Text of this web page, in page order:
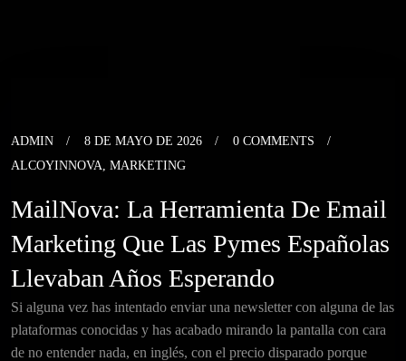
ADMIN 8 DE MAYO DE 2026
0 COMMENTS
ALCOYINNOVA, MARKETING
MailNova: La Herramienta De Email
Marketing Que Las Pymes Españolas
Llevaban Años Esperando
Si alguna vez has intentado enviar una newsletter con alguna de las
plataformas conocidas y has acabado mirando la pantalla con cara
de no entender nada, en inglés, con el precio disparado porque